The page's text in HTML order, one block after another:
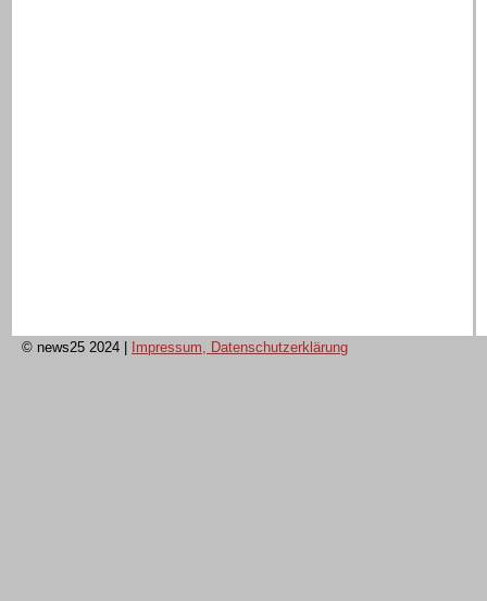
© news25 2024 Impressum, Datenschutzerklärung